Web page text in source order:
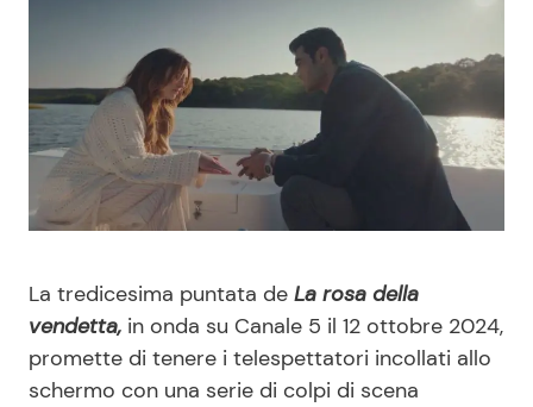
News Spettacolo
Benessere
Casa
Moda e Style
Mondo Mamma
Cucina e Ricette
Consigli di Cucina
Dolci
Le Ricette in TV
La tredicesima puntata de La rosa della
vendetta, in onda su Canale 5 il 12 ottobre 2024,
promette di tenere i telespettatori incollati allo
schermo con una serie di colpi di scena